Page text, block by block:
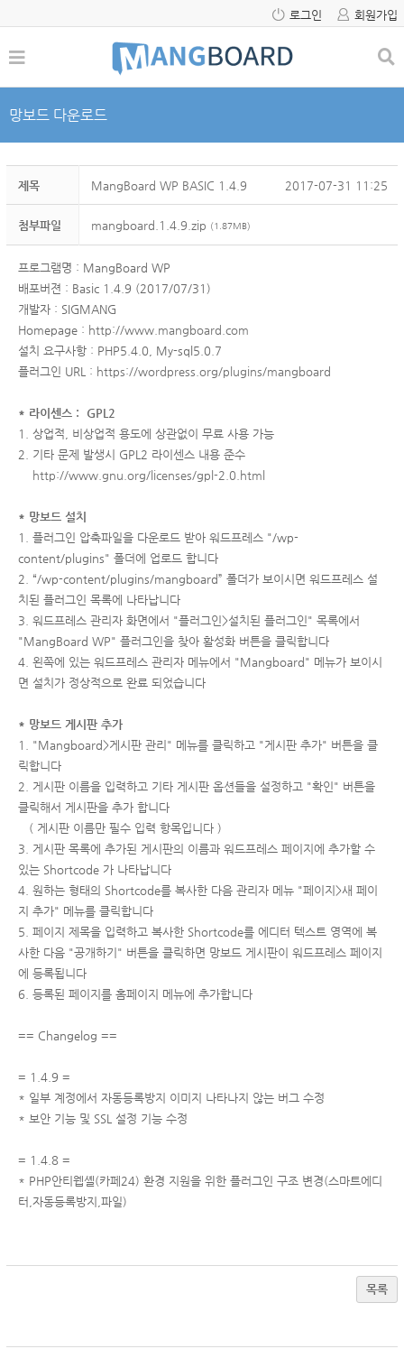
로그인 회원가입
망보드 다운로드
제목 MangBoard WP BASIC 1.4.9 2017-07-31 11:25
첨부파일 mangboard.1.4.9.zip (1.87MB)
프로그램명 : MangBoard WP
배포버젼 : Basic 1.4.9 (2017/07/31)
개발자 : SIGMANG
Homepage : http://www.mangboard.com
설치 요구사항 : PHP5.4.0, My-sql5.0.7
플러그인 URL : https://wordpress.org/plugins/mangboard
* 라이센스 : GPL2
1. 상업적, 비상업적 용도에 상관없이 무료 사용 가능
2. 기타 문제 발생시 GPL2 라이센스 내용 준수
http://www.gnu.org/licenses/gpl-2.0.html
* 망보드 설치
1. 플러그인 압축파일을 다운로드 받아 워드프레스 "/wp-
content/plugins" 폴더에 업로드 합니다
2. “/wp-content/plugins/mangboard” 폴더가 보이시면 워드프레스 설
치된 플러그인 목록에 나타납니다
3. 워드프레스 관리자 화면에서 "플러그인>설치된 플러그인" 목록에서
"MangBoard WP" 플러그인을 찾아 활성화 버튼을 클릭합니다
4. 왼쪽에 있는 워드프레스 관리자 메뉴에서 "Mangboard" 메뉴가 보이시
면 설치가 정상적으로 완료 되었습니다
* 망보드 게시판 추가
1. "Mangboard>게시판 관리" 메뉴를 클릭하고 "게시판 추가" 버튼을 클
릭합니다
2. 게시판 이름을 입력하고 기타 게시판 옵션들을 설정하고 "확인" 버튼을
클릭해서 게시판을 추가 합니다
( 게시판 이름만 필수 입력 항목입니다 )
3. 게시판 목록에 추가된 게시판의 이름과 워드프레스 페이지에 추가할 수
있는 Shortcode 가 나타납니다
4. 원하는 형태의 Shortcode를 복사한 다음 관리자 메뉴 "페이지>새 페이
지 추가" 메뉴를 클릭합니다
5. 페이지 제목을 입력하고 복사한 Shortcode를 에디터 텍스트 영역에 복
사한 다음 "공개하기" 버튼을 클릭하면 망보드 게시판이 워드프레스 페이지
에 등록됩니다
6. 등록된 페이지를 홈페이지 메뉴에 추가합니다
== Changelog ==
= 1.4.9 =
* 일부 계정에서 자동등록방지 이미지 나타나지 않는 버그 수정
* 보안 기능 및 SSL 설정 기능 수정
= 1.4.8 =
* PHP안티웹셸(카페24) 환경 지원을 위한 플러그인 구조 변경(스마트에디
터,자동등록방지,파일)
목록